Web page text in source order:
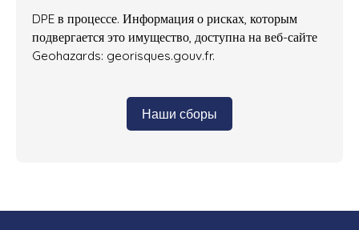
DPE в процессе. Информация о рисках, которым
подвергается это имущество, доступна на веб-сайте
Geohazards: georisques.gouv.fr.
Наши сборы